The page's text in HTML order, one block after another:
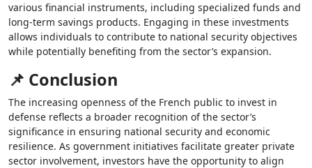
various financial instruments, including specialized funds and
long-term savings products. Engaging in these investments
allows individuals to contribute to national security objectives
while potentially benefiting from the sector’s expansion.
📌 Conclusion
The increasing openness of the French public to invest in
defense reflects a broader recognition of the sector’s
significance in ensuring national security and economic
resilience. As government initiatives facilitate greater private
sector involvement, investors have the opportunity to align